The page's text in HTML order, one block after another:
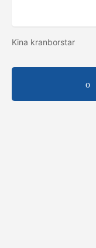
Kina kranborstar